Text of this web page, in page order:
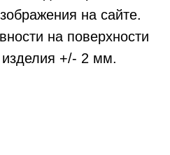
на сайте.
на поверхности
+/- 2 мм.